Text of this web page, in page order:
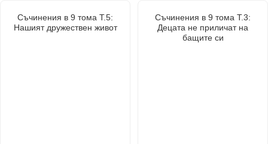
Съчинения в 9 тома Т.5:
Нашият дружествен живот
Съчинения в 9 тома Т.3:
Децата не приличат на
бащите си